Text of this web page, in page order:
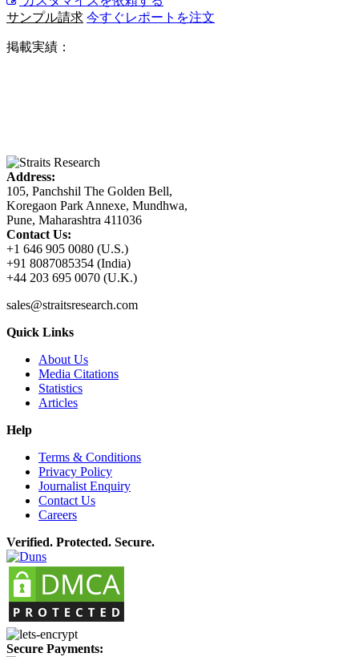
サンプル請求 今すぐレポートを注文
掲載実績：
Address:
105, Panchshil The Golden Bell,
Koregaon Park Annexe, Mundhwa,
Pune, Maharashtra 411036
Contact Us:
+1 646 905 0080 (U.S.)
+91 8087085354 (India)
+44 203 695 0070 (U.K.)
sales@straitsresearch.com
Quick Links
About Us
Media Citations
Statistics
Articles
Help
Terms & Conditions
Privacy Policy
Journalist Enquiry
Contact Us
Careers
Verified. Protected. Secure.
Secure Payments: